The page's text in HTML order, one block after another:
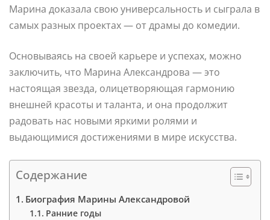
Марина доказала свою универсальность и сыграла в
самых разных проектах — от драмы до комедии.
Основываясь на своей карьере и успехах, можно
заключить, что Марина Александрова — это
настоящая звезда, олицетворяющая гармонию
внешней красоты и таланта, и она продолжит
радовать нас новыми яркими ролями и
выдающимися достижениями в мире искусства.
Содержание
Биография Марины Александровой
Ранние годы